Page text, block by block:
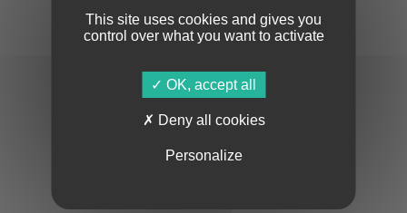
En cochant cette case, j’accepte laPolitique de confidentialité
AU PROGRAMME
This site uses cookies and gives you
control over what you want to activate
OK, accept all
Deny all cookies
Personalize